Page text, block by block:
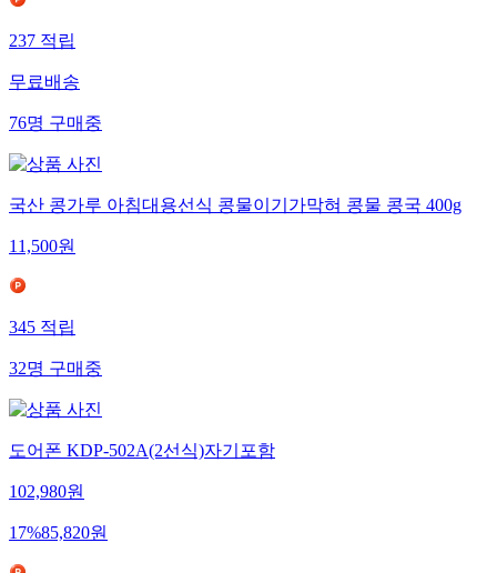
237적립
무료배송
76명구매중
국산 콩가루 아침대용선식 콩물이기가막혀 콩물 콩국 400g
11,500원
345적립
32명구매중
도어폰 KDP-502A(2선식)자기포함
102,980원
17%85,820원